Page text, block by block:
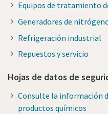
Equipos de tratamiento
Generadores de
Refrigeración industrial
Repuestos y servicio
Hojas de datos de
Consulte la información
productos químicos